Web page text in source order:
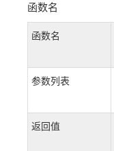
函数名
函数名
参数列表
返回值